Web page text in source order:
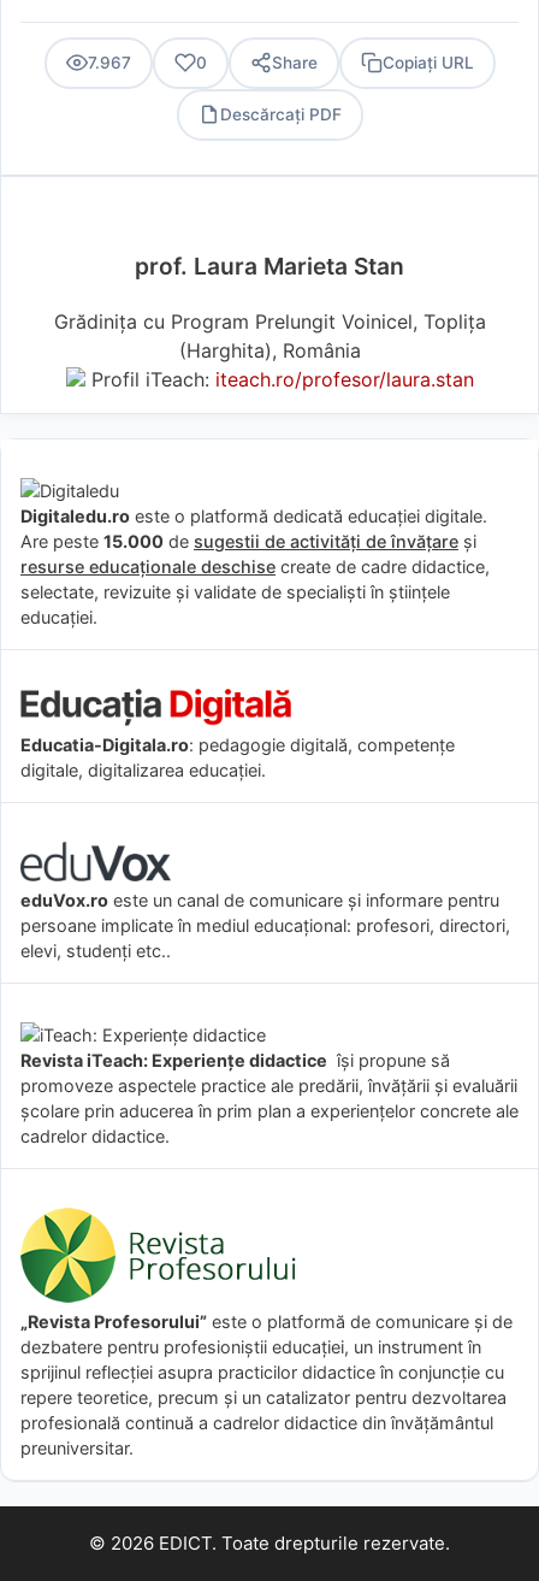
7.967 0 Share Copiați URL
Descărcați PDF
prof. Laura Marieta Stan
Grădinița cu Program Prelungit Voinicel, Toplița
(Harghita), România
Profil iTeach: iteach.ro/profesor/laura.stan
Digitaledu.ro este o platformă dedicată educației digitale.
Are peste 15.000 de sugestii de activități de învățare și
resurse educaționale deschise create de cadre didactice,
selectate, revizuite și validate de specialiști în științele
educației.
Educatia-Digitala.ro: pedagogie digitală, competențe
digitale, digitalizarea educației.
eduVox.ro este un canal de comunicare și informare pentru
persoane implicate în mediul educațional: profesori, directori,
elevi, studenți etc..
Revista iTeach: Experienţe didactice îşi propune să
promoveze aspectele practice ale predării, învăţării şi evaluării
şcolare prin aducerea în prim plan a experienţelor concrete ale
cadrelor didactice.
„Revista Profesorului” este o platformă de comunicare și de
dezbatere pentru profesioniștii educației, un instrument în
sprijinul reflecției asupra practicilor didactice în conjuncție cu
repere teoretice, precum și un catalizator pentru dezvoltarea
profesională continuă a cadrelor didactice din învățământul
preuniversitar.
© 2026 EDICT. Toate drepturile rezervate.